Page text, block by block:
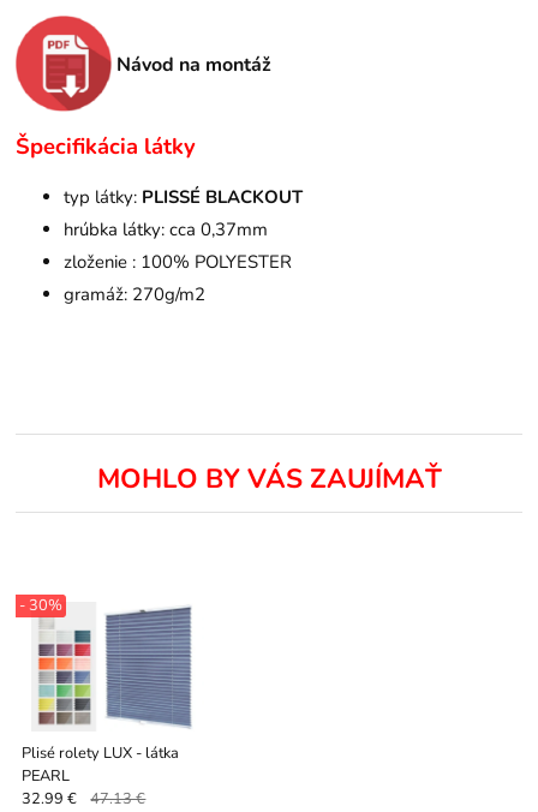
Návod na montáž
Špecifikácia látky
typ látky: PLISSÉ BLACKOUT
hrúbka látky: cca 0,37mm
zloženie : 100% POLYESTER
gramáž: 270g/m2
MOHLO BY VÁS ZAUJÍMAŤ
Plisé rolety LUX - látka
PEARL
- 30%
32.99 € 47.13 €